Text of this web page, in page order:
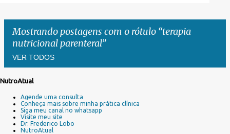
Mostrando postagens com o rótulo terapia
nutricional parenteral
VER TODOS
NutroAtual
Agende uma consulta
Conheça mais sobre minha prática clínica
Siga meu canal no whatsapp
Visite meu site
Dr. Frederico Lobo
NutroAtual